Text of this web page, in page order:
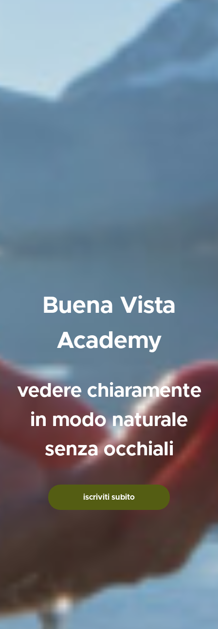
Buena Vista
Academy
vedere chiaramente
in modo naturale
senza occhiali
iscriviti subito